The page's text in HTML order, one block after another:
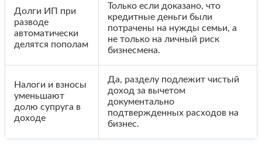
Долги ИП при
разводе
автоматически
делятся пополам
Только если доказано, что
кредитные деньги были
потрачены на нужды семьи, а
не только на личный риск
бизнесмена.
Налоги и взносы
уменьшают
долю супруга в
доходе
Да, разделу подлежит чистый
доход за вычетом
документально
подтвержденных расходов на
бизнес.